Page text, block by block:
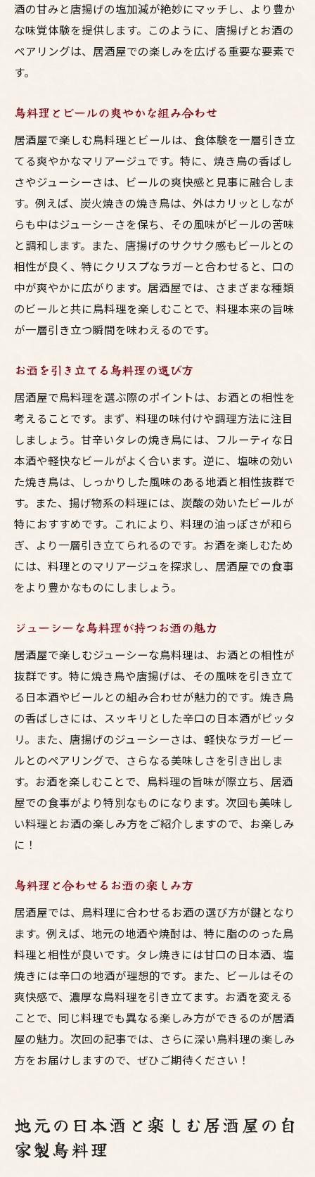
酒の甘みと唐揚げの塩加減が絶妙にマッチし、より豊か
な味覚体験を提供します。このように、唐揚げとお酒の
ペアリングは、居酒屋での楽しみを広げる重要な要素で
す。
鳥料理とビールの爽やかな組み合わせ
居酒屋で楽しむ鳥料理とビールは、食体験を一層引き立
てる爽やかなマリアージュです。特に、焼き鳥の香ばし
さやジューシーさは、ビールの爽快感と見事に融合しま
す。例えば、炭火焼きの焼き鳥は、外はカリッとしなが
らも中はジューシーさを保ち、その風味がビールの苦味
と調和します。また、唐揚げのサクサク感もビールとの
相性が良く、特にクリスプなラガーと合わせると、口の
中が爽やかに広がります。居酒屋では、さまざまな種類
のビールと共に鳥料理を楽しむことで、料理本来の旨味
が一層引き立つ瞬間を味わえるのです。
お酒を引き立てる鳥料理の選び方
居酒屋で鳥料理を選ぶ際のポイントは、お酒との相性を
考えることです。まず、料理の味付けや調理方法に注目
しましょう。甘辛いタレの焼き鳥には、フルーティな日
本酒や軽快なビールがよく合います。逆に、塩味の効い
た焼き鳥は、しっかりした風味のある地酒と相性抜群で
す。また、揚げ物系の料理には、炭酸の効いたビールが
特におすすめです。これにより、料理の油っぽさが和ら
ぎ、より一層引き立てられるのです。お酒を楽しむため
には、料理とのマリアージュを探求し、居酒屋での食事
をより豊かなものにしましょう。
ジューシーな鳥料理が持つお酒の魅力
居酒屋で楽しむジューシーな鳥料理は、お酒との相性が
抜群です。特に焼き鳥や唐揚げは、その風味を引き立て
る日本酒やビールとの組み合わせが魅力的です。焼き鳥
の香ばしさには、スッキリとした辛口の日本酒がピッタ
リ。また、唐揚げのジューシーさは、軽快なラガービー
ルとのペアリングで、さらなる美味しさを引き出しま
す。お酒を楽しむことで、鳥料理の旨味が際立ち、居酒
屋での食事がより特別なものになります。次回も美味し
い料理とお酒の楽しみ方をご紹介しますので、お楽しみ
に！
鳥料理と合わせるお酒の楽しみ方
居酒屋では、鳥料理に合わせるお酒の選び方が鍵となり
ます。例えば、地元の地酒や焼酎は、特に脂ののった鳥
料理と相性が良いです。タレ焼きには甘口の日本酒、塩
焼きには辛口の地酒が理想的です。また、ビールはその
爽快感で、濃厚な鳥料理を引き立てます。お酒を変える
ことで、同じ料理でも異なる楽しみ方ができるのが居酒
屋の魅力。次回の記事では、さらに深い鳥料理の楽しみ
方をお届けしますので、ぜひご期待ください！
地元の日本酒と楽しむ居酒屋の自
家製鳥料理